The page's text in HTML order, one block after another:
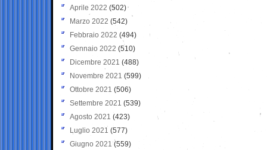
Aprile 2022 (502)
Marzo 2022 (542)
Febbraio 2022 (494)
Gennaio 2022 (510)
Dicembre 2021 (488)
Novembre 2021 (599)
Ottobre 2021 (506)
Settembre 2021 (539)
Agosto 2021 (423)
Luglio 2021 (577)
Giugno 2021(559)